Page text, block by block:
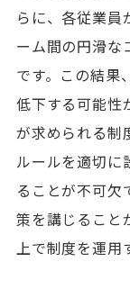
らに、各従業員
ーム間の円滑な
です。この結果
低下する可能性
が求められる制
ルールを適切に
ることが不可欠
策を講じること
上で制度を運用